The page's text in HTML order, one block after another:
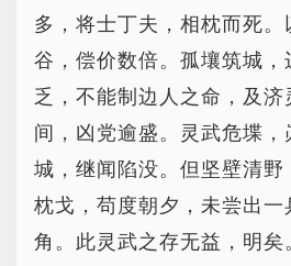
多，将士丁夫，相枕而死。
谷，偿价数倍。孤壤筑城，
乏，不能制边人之命，及济
间，凶党逾盛。灵武危堞，
城，继闻陷没。但坚壁清野
枕戈，苟度朝夕，未尝出一
角。此灵武之存无益，明矣